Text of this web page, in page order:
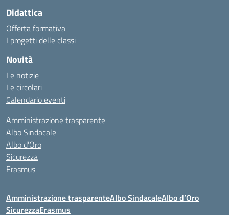
Didattica
Offerta formativa
I progetti delle classi
Novità
Le notizie
Le circolari
Calendario eventi
Amministrazione trasparente
Albo Sindacale
Albo d’Oro
Sicurezza
Erasmus
Amministrazione trasparenteAlbo SindacaleAlbo d’Oro
SicurezzaErasmus